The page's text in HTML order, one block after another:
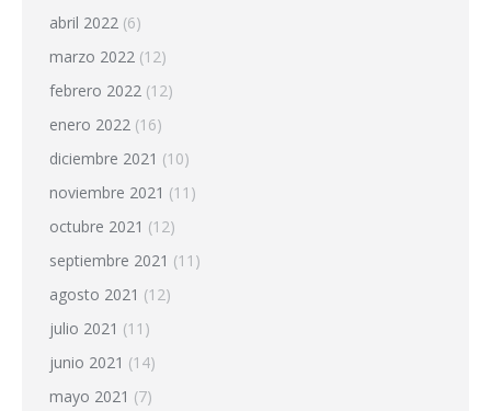
abril 2022 (6)
marzo 2022 (12)
febrero 2022 (12)
enero 2022 (16)
diciembre 2021 (10)
noviembre 2021 (11)
octubre 2021 (12)
septiembre 2021 (11)
agosto 2021 (12)
julio 2021 (11)
junio 2021 (14)
mayo 2021 (7)